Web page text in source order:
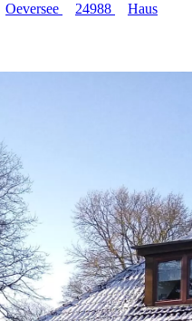
Oeversee 24988
Haus